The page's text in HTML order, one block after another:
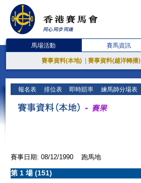
馬場活動 賽馬資訊
賽事資料(本地) 賽事資料(越洋轉播)
報名表 排位表 即時賠率 練馬師分場表
賽事日期: 08/12/1990 跑馬地
第 1 場 (151)